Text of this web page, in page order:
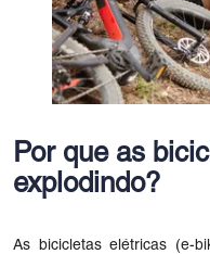
Por que as
explodindo?
As bicicletas elétricas (e-